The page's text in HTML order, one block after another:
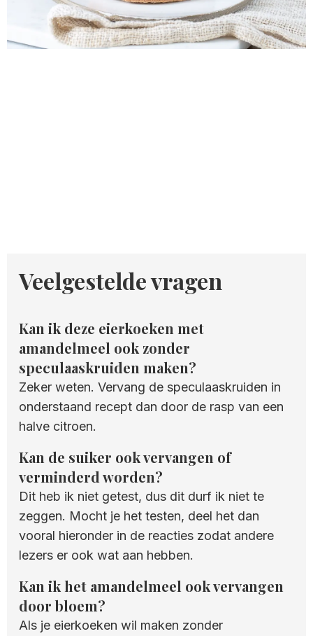
Veelgestelde vragen
Kan ik deze eierkoeken met
amandelmeel ook zonder
speculaaskruiden maken?
Zeker weten. Vervang de speculaaskruiden in
onderstaand recept dan door de rasp van een
halve citroen.
Kan de suiker ook vervangen of
verminderd worden?
Dit heb ik niet getest, dus dit durf ik niet te
zeggen. Mocht je het testen, deel het dan
vooral hieronder in de reacties zodat andere
lezers er ook wat aan hebben.
Kan ik het amandelmeel ook vervangen
door bloem?
Als je eierkoeken wil maken zonder